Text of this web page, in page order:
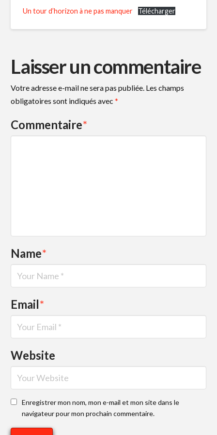
Un tour d’horizon à ne pas manquer Télécharger
Laisser un commentaire
Votre adresse e-mail ne sera pas publiée. Les champs
obligatoires sont indiqués avec*
Commentaire*
Name*
Email*
Website
Enregistrer mon nom, mon e-mail et mon site dans le
navigateur pour mon prochain commentaire.